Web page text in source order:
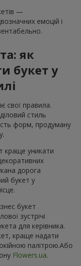
—
емоцій і
як
букет у
свої правила.
стиль
форм, продуману
краще уникати
дорога
букет у
букет
зустрічі
для керівника.
краще надати
палітрою.Або
Flowers.ua.